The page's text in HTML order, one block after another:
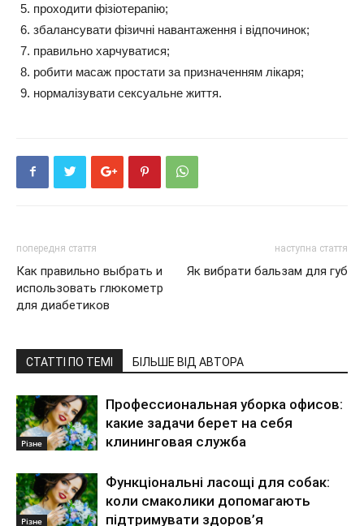
проходити фізіотерапію;
збалансувати фізичні навантаження і відпочинок;
правильно харчуватися;
робити масаж простати за призначенням лікаря;
нормалізувати сексуальне життя.
попередня стаття
Как правильно выбрать и
использовать глюкометр
для диабетиков
наступна стаття
Як вибрати бальзам для губ
СТАТТІ ПО ТЕМІ БІЛЬШЕ ВІД АВТОРА
Різне
Профессиональная уборка офисов:
какие задачи берет на себя
клининговая служба
Різне
Функціональні ласощі для собак:
коли смаколики допомагають
підтримувати здоров’я